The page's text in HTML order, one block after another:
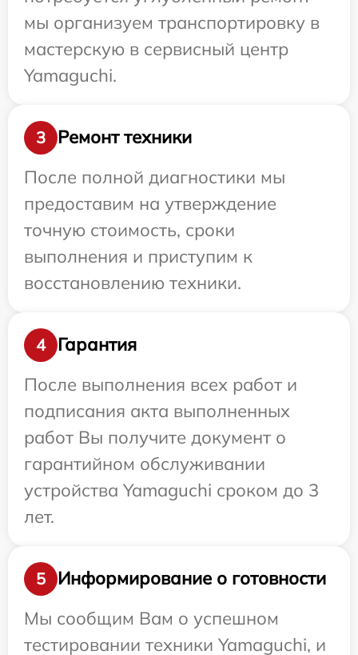
мы организуем транспортировку в
мастерскую в сервисный центр
Yamaguchi.
3
Ремонт техники
После полной диагностики мы
предоставим на утверждение
точную стоимость, сроки
выполнения и приступим к
восстановлению техники.
4
Гарантия
После выполнения всех работ и
подписания акта выполненных
работ Вы получите документ о
гарантийном обслуживании
устройства Yamaguchi сроком до 3
лет.
5
Информирование о готовности
Мы сообщим Вам о успешном
тестировании техники Yamaguchi, и